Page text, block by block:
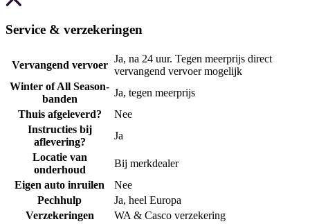
Service & verzekeringen
Vervangend vervoer
Ja, na 24 uur. Tegen meerprijs direct
vervangend vervoer mogelijk
Winter of All Season-
banden
Ja, tegen meerprijs
Thuis afgeleverd?
Nee
Instructies bij
aflevering?
Ja
Locatie van
onderhoud
Bij merkdealer
Eigen auto inruilen
Nee
Pechhulp
Ja, heel Europa
Verzekeringen
WA & Casco verzekering